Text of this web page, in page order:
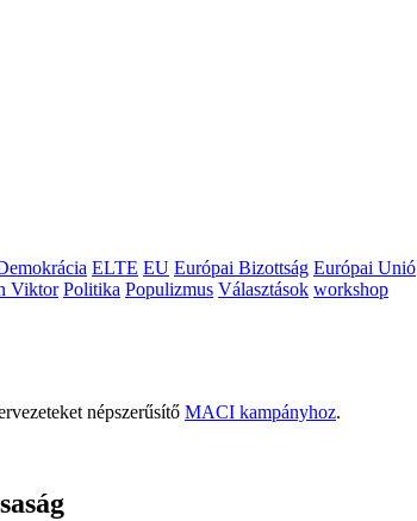
ELTE EU Európai Bizottság Európai Unió
Viktor Politika Populizmus Választások workshop
népszerűsítő MACI kampányhoz.